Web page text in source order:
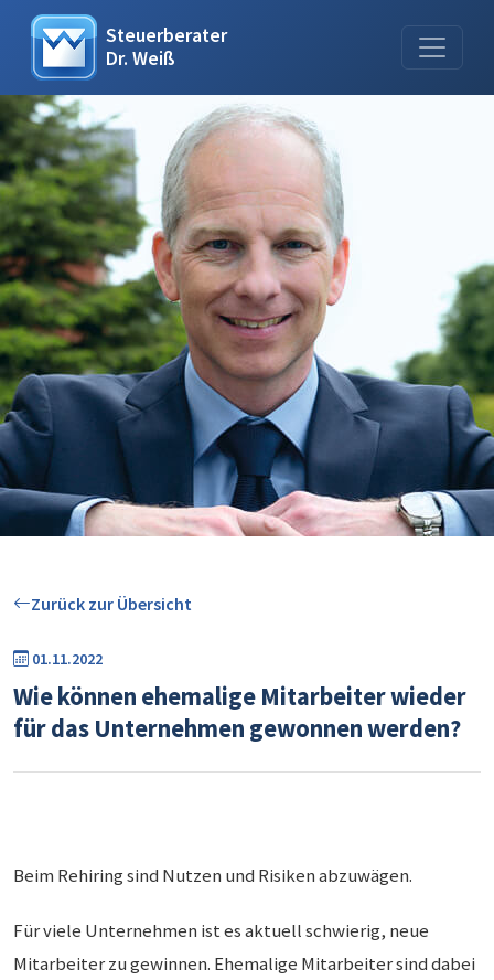
Steuerberater
Dr. Weiß
Zurück zur Übersicht
01.11.2022
Wie können ehemalige Mitarbeiter wieder
für das Unternehmen gewonnen werden?
Beim Rehiring sind Nutzen und Risiken abzuwägen.
Für viele Unternehmen ist es aktuell schwierig, neue
Mitarbeiter zu gewinnen. Ehemalige Mitarbeiter sind dabei